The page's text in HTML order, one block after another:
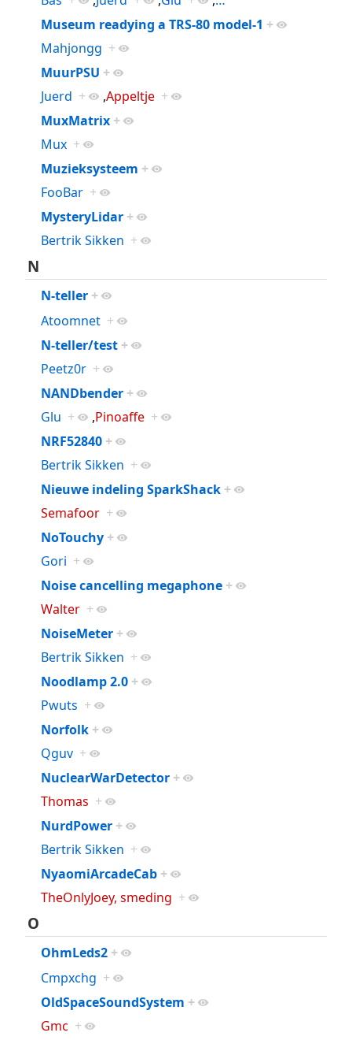
Museum readying a TRS-80 model-1 +
Mahjongg +
MuurPSU +
Juerd + ,Appeltje +
MuxMatrix +
Mux +
Muzieksysteem +
FooBar +
MysteryLidar +
Bertrik Sikken +
N
N-teller +
Atoomnet +
N-teller/test +
Peetz0r +
NANDbender +
Glu + ,Pinoaffe +
NRF52840 +
Bertrik Sikken +
Nieuwe indeling SparkShack +
Semafoor +
NoTouchy +
Gori +
Noise cancelling megaphone +
Walter +
NoiseMeter +
Bertrik Sikken +
Noodlamp 2.0 +
Pwuts +
Norfolk +
Qguv +
NuclearWarDetector +
Thomas +
NurdPower +
Bertrik Sikken +
NyaomiArcadeCab +
TheOnlyJoey, smeding +
O
OhmLeds2 +
Cmpxchg +
OldSpaceSoundSystem +
Gmc +